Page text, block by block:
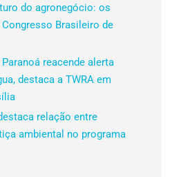
do agronegócio: os
Brasileiro de
reacende alerta
destaca a TWRA em
relação entre
ambiental no programa